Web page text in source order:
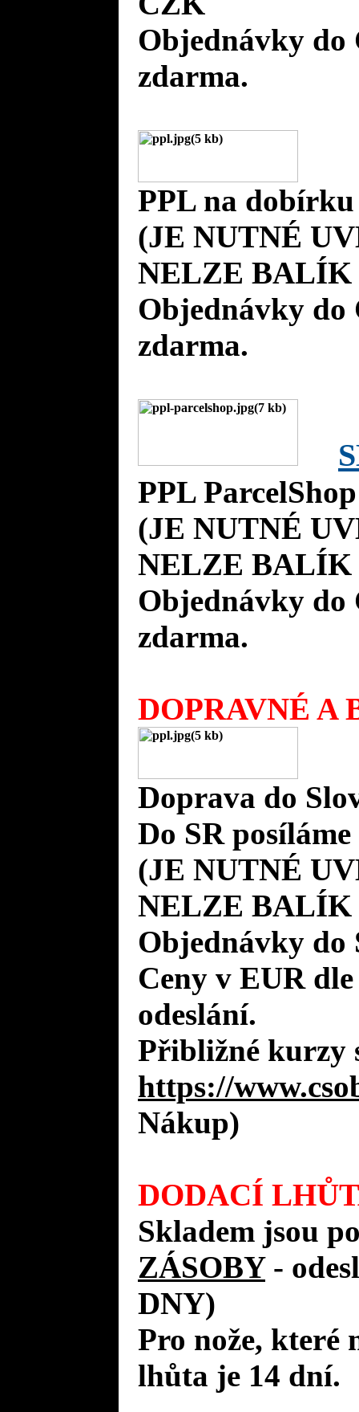
Objednávky do
zdarma.
PPL na
(JE NUTNÉ
NELZE BALÍK
Objednávky do
zdarma.
PPL
(JE NUTNÉ
NELZE BALÍK
Objednávky do
zdarma.
DOPRAVNÉ A
Doprava do
Do SR
(JE NUTNÉ
NELZE BALÍK
Objednávky do
Ceny v EUR
odeslání.
Přibližné kurzy
https://
Nákup)
DODACÍ
Skladem jsou
ZÁSOBY -
DNY)
Pro nože, které
lhůta je 14 dní.